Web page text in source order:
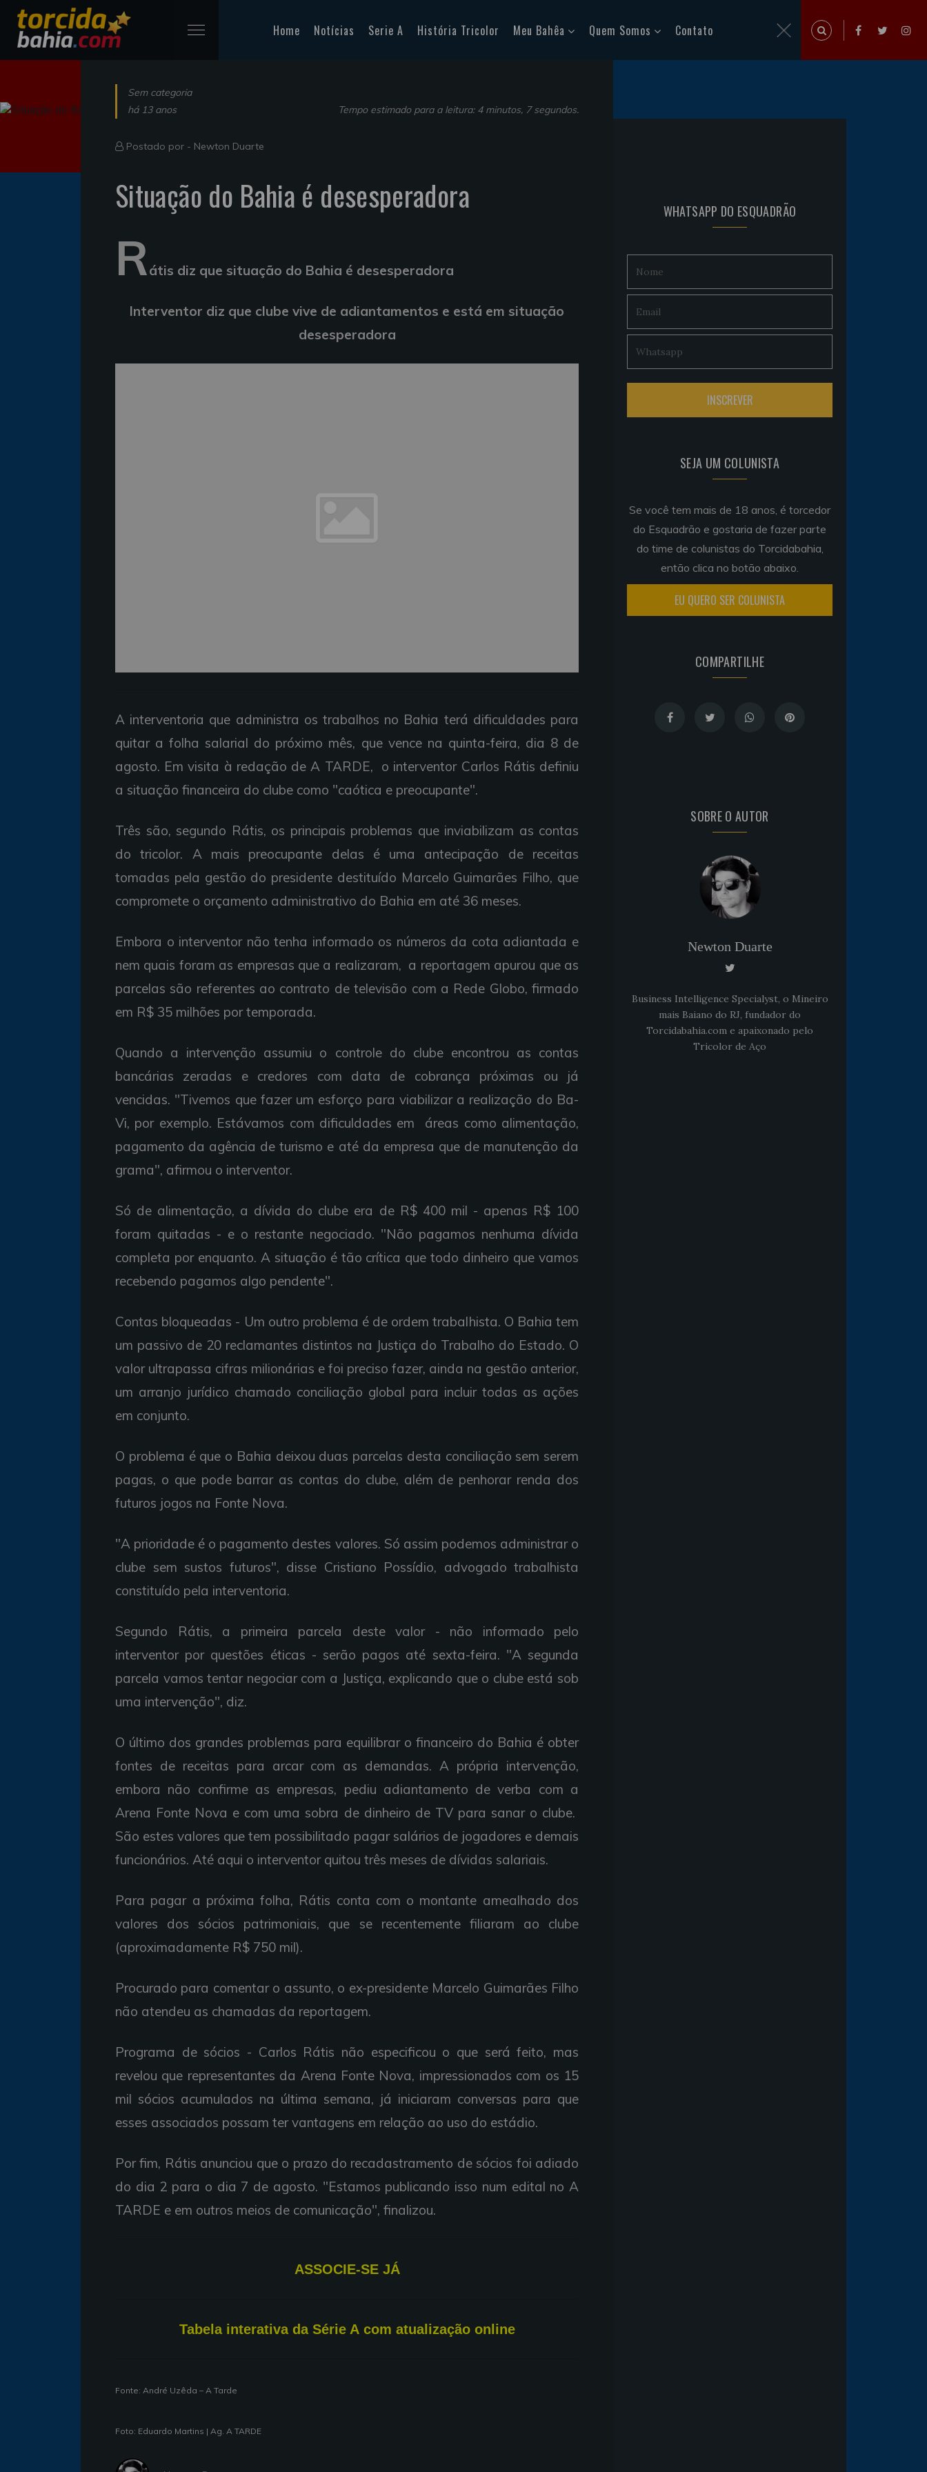
Home Notícias Serie A História Tricolor Meu Bahêa Quem Somos Contato
Sem categoria
há 13 anos
Tempo estimado para a leitura: 4 minutos, 7 segundos.
Postado por - Newton Duarte
Situação do Bahia é desesperadora
Rátis diz que situação do Bahia é desesperadora
Interventor diz que clube vive de adiantamentos e está em situação
desesperadora
A interventoria que administra os trabalhos no Bahia terá dificuldades para
quitar a folha salarial do próximo mês, que vence na quinta-feira, dia 8 de
agosto. Em visita à redação de A TARDE, o interventor Carlos Rátis definiu
a situação financeira do clube como "caótica e preocupante".
Três são, segundo Rátis, os principais problemas que inviabilizam as contas
do tricolor. A mais preocupante delas é uma antecipação de receitas
tomadas pela gestão do presidente destituído Marcelo Guimarães Filho, que
compromete o orçamento administrativo do Bahia em até 36 meses.
Embora o interventor não tenha informado os números da cota adiantada e
nem quais foram as empresas que a realizaram, a reportagem apurou que as
parcelas são referentes ao contrato de televisão com a Rede Globo, firmado
em R$ 35 milhões por temporada.
Quando a intervenção assumiu o controle do clube encontrou as contas
bancárias zeradas e credores com data de cobrança próximas ou já
vencidas. "Tivemos que fazer um esforço para viabilizar a realização do Ba-
Vi, por exemplo. Estávamos com dificuldades em áreas como alimentação,
pagamento da agência de turismo e até da empresa que de manutenção da
grama", afirmou o interventor.
Só de alimentação, a dívida do clube era de R$ 400 mil - apenas R$ 100
foram quitadas - e o restante negociado. "Não pagamos nenhuma dívida
completa por enquanto. A situação é tão crítica que todo dinheiro que vamos
recebendo pagamos algo pendente".
Contas bloqueadas - Um outro problema é de ordem trabalhista. O Bahia tem
um passivo de 20 reclamantes distintos na Justiça do Trabalho do Estado. O
valor ultrapassa cifras milionárias e foi preciso fazer, ainda na gestão anterior,
um arranjo jurídico chamado conciliação global para incluir todas as ações
em conjunto.
O problema é que o Bahia deixou duas parcelas desta conciliação sem serem
pagas, o que pode barrar as contas do clube, além de penhorar renda dos
futuros jogos na Fonte Nova.
"A prioridade é o pagamento destes valores. Só assim podemos administrar o
clube sem sustos futuros", disse Cristiano Possídio, advogado trabalhista
constituído pela interventoria.
Segundo Rátis, a primeira parcela deste valor - não informado pelo
interventor por questões éticas - serão pagos até sexta-feira. "A segunda
parcela vamos tentar negociar com a Justiça, explicando que o clube está sob
uma intervenção", diz.
O último dos grandes problemas para equilibrar o financeiro do Bahia é obter
fontes de receitas para arcar com as demandas. A própria intervenção,
embora não confirme as empresas, pediu adiantamento de verba com a
Arena Fonte Nova e com uma sobra de dinheiro de TV para sanar o clube.
São estes valores que tem possibilitado pagar salários de jogadores e demais
funcionários. Até aqui o interventor quitou três meses de dívidas salariais.
Para pagar a próxima folha, Rátis conta com o montante amealhado dos
valores dos sócios patrimoniais, que se recentemente filiaram ao clube
(aproximadamente R$ 750 mil).
Procurado para comentar o assunto, o ex-presidente Marcelo Guimarães Filho
não atendeu as chamadas da reportagem.
Programa de sócios - Carlos Rátis não especificou o que será feito, mas
revelou que representantes da Arena Fonte Nova, impressionados com os 15
mil sócios acumulados na última semana, já iniciaram conversas para que
esses associados possam ter vantagens em relação ao uso do estádio.
Por fim, Rátis anunciou que o prazo do recadastramento de sócios foi adiado
do dia 2 para o dia 7 de agosto. "Estamos publicando isso num edital no A
TARDE e em outros meios de comunicação", finalizou.
ASSOCIE-SE JÁ
Tabela interativa da Série A com atualização online
Fonte: André Uzêda – A Tarde
Foto: Eduardo Martins | Ag. A TARDE
WHATSAPP DO ESQUADRÃO
SEJA UM COLUNISTA
Se você tem mais de 18 anos, é torcedor
do Esquadrão e gostaria de fazer parte
do time de colunistas do Torcidabahia,
então clica no botão abaixo.
EU QUERO SER COLUNISTA
COMPARTILHE
SOBRE O AUTOR
Newton Duarte
Business Intelligence Specialyst, o Mineiro
mais Baiano do RJ, fundador do
Torcidabahia.com e apaixonado pelo
Tricolor de Aço